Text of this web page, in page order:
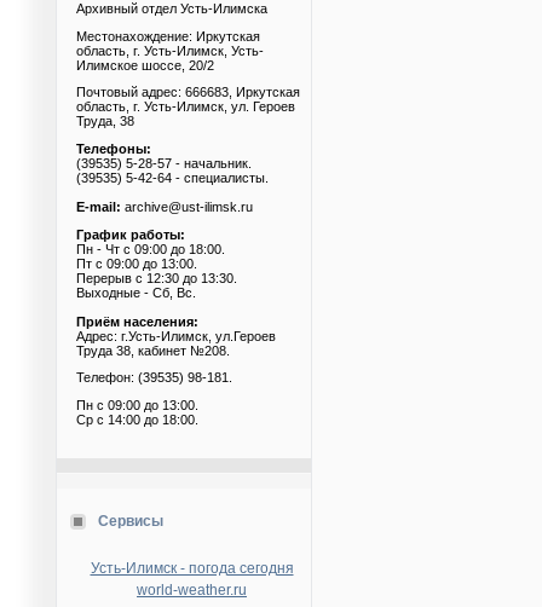
Архивный отдел Усть-Илимска
Местонахождение: Иркутская
область, г. Усть-Илимск, Усть-
Илимское шоссе, 20/2
Почтовый адрес: 666683, Иркутская
область, г. Усть-Илимск, ул. Героев
Труда, 38
Телефоны:
(39535) 5-28-57 - начальник.
(39535) 5-42-64 - специалисты.
E-mail: archive@ust-ilimsk.ru
График работы:
Пн - Чт с 09:00 до 18:00.
Пт с 09:00 до 13:00.
Перерыв с 12:30 до 13:30.
Выходные - Сб, Вс.
Приём населения:
Адрес: г.Усть-Илимск, ул.Героев
Труда 38, кабинет №208.
Телефон: (39535) 98-181.
Пн с 09:00 до 13:00.
Ср с 14:00 до 18:00.
Сервисы
Усть-Илимск - погода сегодня
world-weather.ru